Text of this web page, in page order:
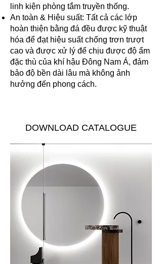
linh kiện phòng tắm truyền thống.
An toàn & Hiệu suất: Tất cả các lớp
hoàn thiện bằng đá đều được kỹ thuật
hóa để đạt hiệu suất chống trơn trượt
cao và được xử lý để chịu được độ ẩm
đặc thù của khí hậu Đông Nam Á, đảm
bảo độ bền dài lâu mà không ảnh
hưởng đến phong cách.
DOWNLOAD CATALOGUE